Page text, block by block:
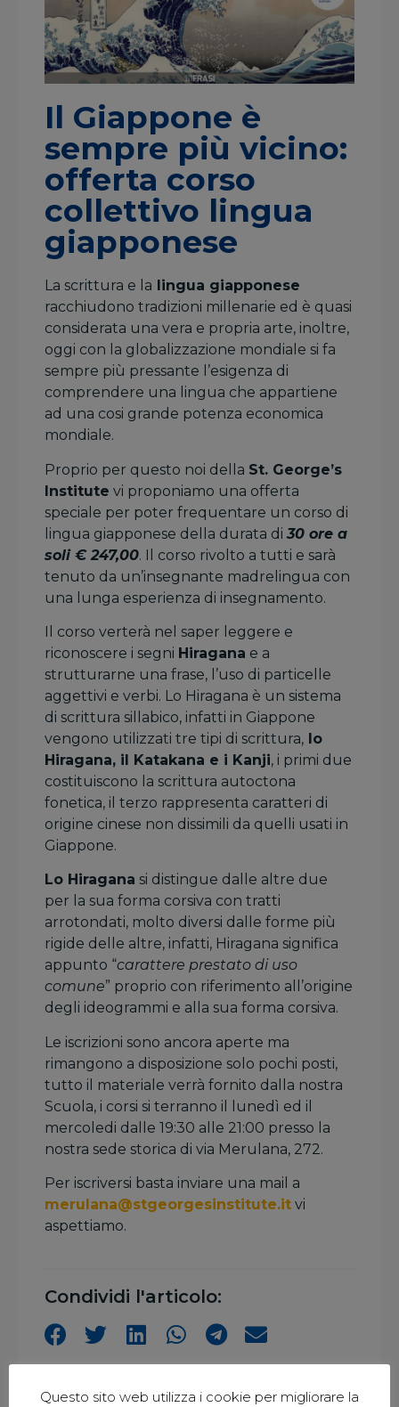
Il Giappone è
sempre più vicino:
offerta corso
collettivo lingua
giapponese
La scrittura e la lingua giapponese
racchiudono tradizioni millenarie ed è quasi
considerata una vera e propria arte, inoltre,
oggi con la globalizzazione mondiale si fa
sempre più pressante l’esigenza di
comprendere una lingua che appartiene
ad una cosi grande potenza economica
mondiale.
Proprio per questo noi della St. George’s
Institute vi proponiamo una offerta
speciale per poter frequentare un corso di
lingua giapponese della durata di30 ore a
soli € 247,00. Il corso rivolto a tutti e sarà
tenuto da un’insegnante madrelingua con
una lunga esperienza di insegnamento.
Il corso verterà nel saper leggere e
riconoscere i segni Hiragana e a
strutturarne una frase, l’uso di particelle
aggettivi e verbi. Lo Hiragana è un sistema
di scrittura sillabico, infatti in Giappone
vengono utilizzati tre tipi di scrittura, lo
Hiragana, il Katakana e i Kanji, i primi due
costituiscono la scrittura autoctona
fonetica, il terzo rappresenta caratteri di
origine cinese non dissimili da quelli usati in
Giappone.
Lo Hiragana si distingue dalle altre due
per la sua forma corsiva con tratti
arrotondati, molto diversi dalle forme più
rigide delle altre, infatti, Hiragana significa
appunto “carattere prestato di uso
comune” proprio con riferimento all’origine
degli ideogrammi e alla sua forma corsiva.
Le iscrizioni sono ancora aperte ma
rimangono a disposizione solo pochi posti,
tutto il materiale verrà fornito dalla nostra
Scuola, i corsi si terranno il lunedì ed il
mercoledi dalle 19:30 alle 21:00 presso la
nostra sede storica di via Merulana, 272.
Per iscriversi basta inviare una mail a
merulana@stgeorgesinstitute.it vi
aspettiamo.
Condividi l'articolo:
Questo sito web utilizza i cookie per migliorare la